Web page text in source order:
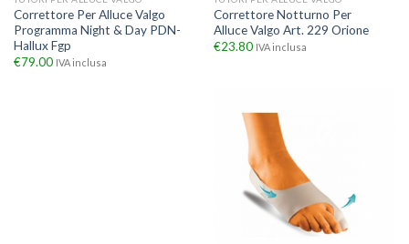
Correttore Per Alluce Valgo
Programma Night & Day PDN-
Hallux Fgp
€79.00 IVA inclusa
Correttore Notturno Per
Alluce Valgo Art. 229 Orione
€23.80 IVA inclusa